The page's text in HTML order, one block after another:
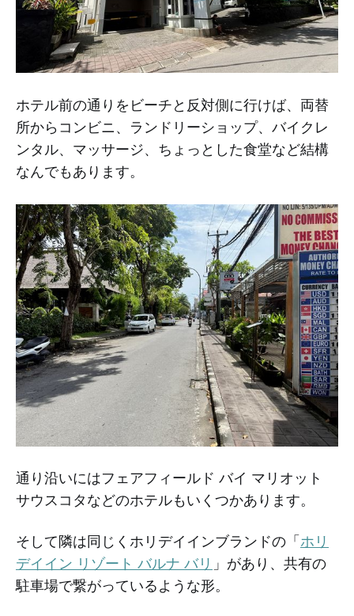
ホテル前の通りをビーチと反対側に行けば、両替
所からコンビニ、ランドリーショップ、バイクレ
ンタル、マッサージ、ちょっとした食堂など結構
なんでもあります。
通り沿いにはフェアフィールド バイ マリオット
サウスコタなどのホテルもいくつかあります。
そして隣は同じくホリデイインブランドの「 ホリ
デイイン リゾート バルナ バリ 」があり、共有の
駐車場で繋がっているような形。